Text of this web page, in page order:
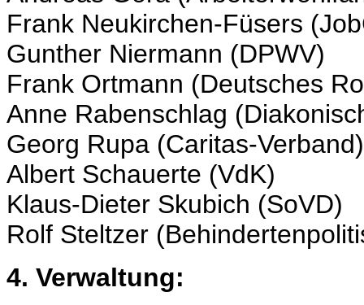
Frank Neukirchen-Füsers
Gunther Niermann (DPWV)
Frank Ortmann (Deutsches
Anne Rabenschlag
Georg Rupa (Caritas-Verband)
Albert Schauerte (VdK)
Klaus-Dieter Skubich (SoVD)
Rolf Steltzer
4. Verwaltung: